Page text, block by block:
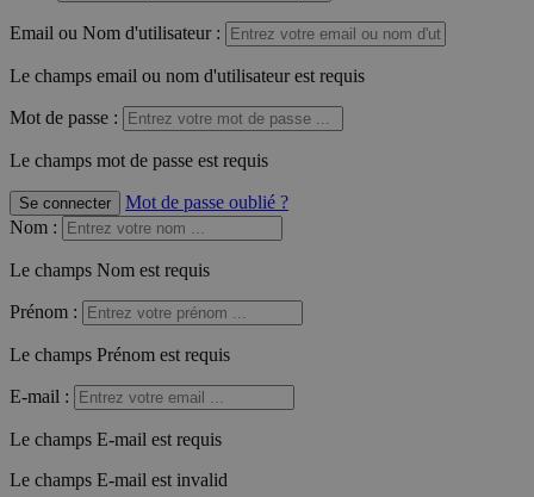
Email ou Nom d'utilisateur :
Le champs email ou nom d'utilisateur est requis
Mot de passe :
Le champs mot de passe est requis
Se connecter
Mot de passe oublié ?
Nom :
Le champs Nom est requis
Prénom :
Le champs Prénom est requis
E-mail :
Le champs E-mail est requis
Le champs E-mail est invalid